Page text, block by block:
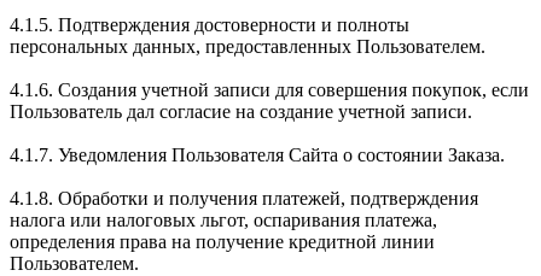
4.1.5. Подтверждения достоверности и полноты
персональных данных, предоставленных Пользователем.
4.1.6. Создания учетной записи для совершения покупок, если
Пользователь дал согласие на создание учетной записи.
4.1.7. Уведомления Пользователя Сайта о состоянии Заказа.
4.1.8. Обработки и получения платежей, подтверждения
налога или налоговых льгот, оспаривания платежа,
определения права на получение кредитной линии
Пользователем.